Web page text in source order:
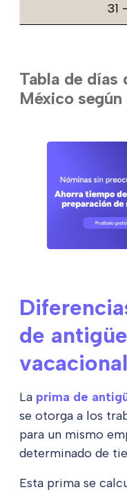
31
Tabla de días
México
de
vacacional
La prima de
se otorga a los
para un mismo
determinado de
Esta prima se